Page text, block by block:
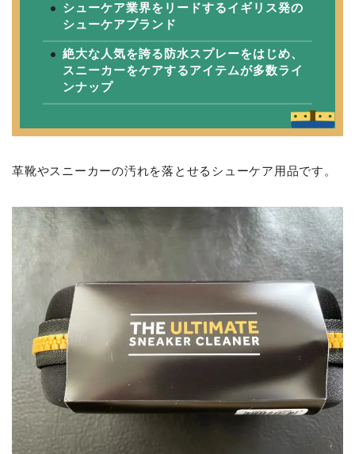
シューケア業界をリードするイギリス発の
シューケアブランド
絶大な人気を誇る防水スプレーをはじめ、
スニーカーをケアするアイテムが多数ライ
ンナップ
革靴やスニーカーの汚れを落とせるシューケア用品です。